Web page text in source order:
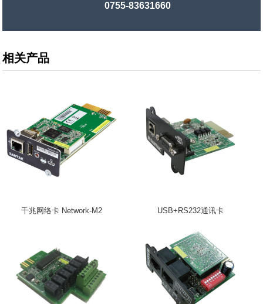
0755-83631660
相关产品
千兆网络卡 Network-M2 USB+RS232通讯卡